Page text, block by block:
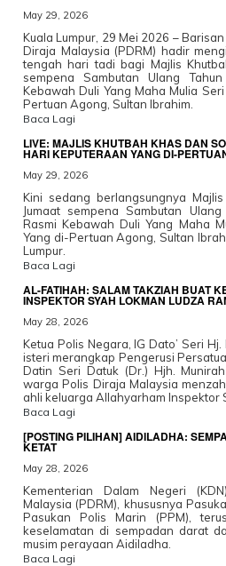
May 29, 2026
Kuala Lumpur, 29 Mei 2026 –
Diraja Malaysia (PDRM) hadir
tengah hari tadi bagi Majlis
sempena Sambutan Ulang
Kebawah Duli Yang Maha Mulia
Pertuan Agong, Sultan Ibrahim.
Baca Lagi
LIVE: MAJLIS KHUTBAH KHAS DAN
HARI KEPUTERAAN YANG DI-
May 29, 2026
Kini sedang berlangsungnya
Jumaat sempena Sambutan
Rasmi Kebawah Duli Yang Maha
Yang di-Pertuan Agong, Sultan
Lumpur.
Baca Lagi
AL-FATIHAH: SALAM TAKZIAH BUAT
INSPEKTOR SYAH LOKMAN LUDZA
May 28, 2026
Ketua Polis Negara, IG Dato’ Seri
isteri merangkap Pengerusi
Datin Seri Datuk (Dr.) Hjh.
warga Polis Diraja Malaysia
ahli keluarga Allahyarham Inspektor
Baca Lagi
[POSTING PILIHAN] AIDILADHA:
KETAT
May 28, 2026
Kementerian Dalam Negeri
Malaysia (PDRM), khususnya
Pasukan Polis Marin (PPM),
keselamatan di sempadan darat
musim perayaan Aidiladha.
Baca Lagi